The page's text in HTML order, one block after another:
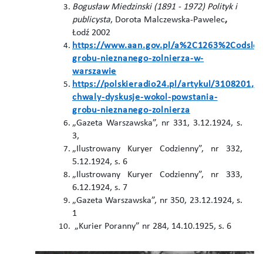
Bogusław Miedzinski (1891 - 1972) Polityk i
publicysta, Dorota Malczewska-Pawelec,
Łodź 2002
https://www.aan.gov.pl/
grobu-nieznanego-zolnierza-w-
warszawie
https://polskieradio24.pl/artykul/
chwaly-dyskusje-wokol-powstania-
grobu-nieznanego-zolnierza
„Gazeta Warszawska”, nr 331, 3.12.1924, s.
3,
„Ilustrowany Kuryer Codzienny”, nr 332,
5.12.1924, s. 6
„Ilustrowany Kuryer Codzienny”, nr 333,
6.12.1924, s. 7
„Gazeta Warszawska”, nr 350, 23.12.1924, s.
1
„Kurier Poranny” nr 284, 14.10.1925, s. 6